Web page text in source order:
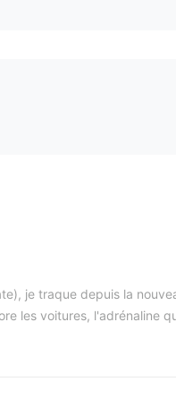
je traque depuis la
les voitures, l'adrénaline